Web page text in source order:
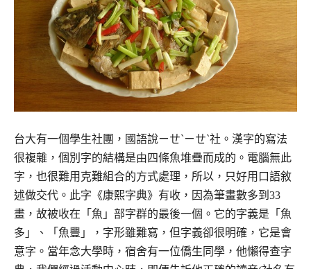
台大有一個學生社團，國語說ㄧㄝˋㄧㄝˋ社。漢字的寫法
很複雜，個別字的結構是由四條魚堆疊而成的。電腦無此
字，也很難用克難組合的方式處理，所以，只好用口語敘
述做交代。此字《康熙字典》有收，因為筆畫數多到33
畫，故被收在「魚」部字群的最後一個。它的字義是「魚
多」、「魚豐」，字形雖難寫，但字義卻很明確，它是會
意字。當年念大學時，宿舍有一位僑生同學，他懶得查字